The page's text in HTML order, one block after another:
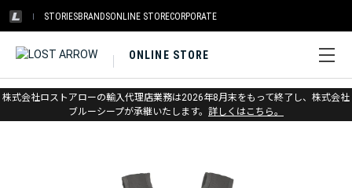
STORIESBRANDSONLINE STORECORPORATE
ONLINE STORE
株式会社ロストアローの輸入代理店業務は2026年8月末をもって終了し、株式会社
ブルーシープが承継いたします。 詳しくはこちら。
ホーム > オスプレー > アクセサリー > トラベル